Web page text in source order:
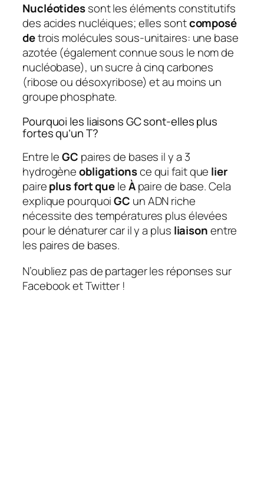
Nucléotidessont les éléments constitutifs
des acides nucléiques; elles sontcomposé
detrois molécules sous-unitaires: une base
azotée (également connue sous le nom de
nucléobase), un sucre à cinq carbones
(ribose ou désoxyribose) et au moins un
groupe phosphate.
Pourquoi les liaisons GC sont-elles plus
fortes qu’un T?
Entre leGC paires de bases il y a 3
hydrogèneobligationsce qui fait que lier
paireplus fort queleÀpaire de base. Cela
explique pourquoiGC un ADN riche
nécessite des températures plus élevées
pour le dénaturer car il y a plus liaisonentre
les paires de bases.
N’oubliez pas de partager les réponses sur
Facebook et Twitter !